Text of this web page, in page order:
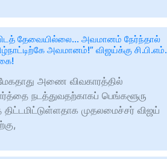
தேவையில்லை… அவமானம் நேர்ந்தால்
அவமானம்!” விஜய்க்கு சி.பி.எம்.
அணை விவகாரத்தில்
நடத்துவதற்காகப் பெங்களூரு
முதலமைச்சர் விஜய்